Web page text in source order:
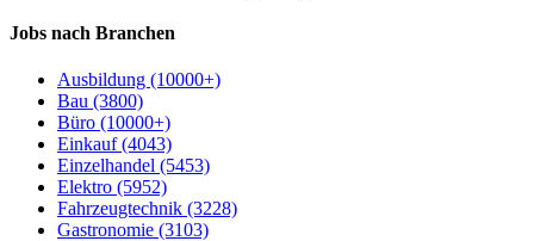
Jobs nach Branchen
Ausbildung (10000+)
Bau (3800)
Büro (10000+)
Einkauf (4043)
Einzelhandel (5453)
Elektro (5952)
Fahrzeugtechnik (3228)
Gastronomie (3103)